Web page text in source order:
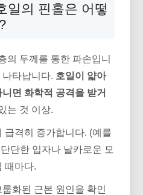
일의 핀홀은 어떻
의 두께를 통한 파손입니
타납니다. 호일이 얇아
면 화학적 공격을 받거
는 것 이상.
급격히 증가합니다. (예를
단한 입자나 날카로운 모
때마다.
화된 근본 원인을 확인